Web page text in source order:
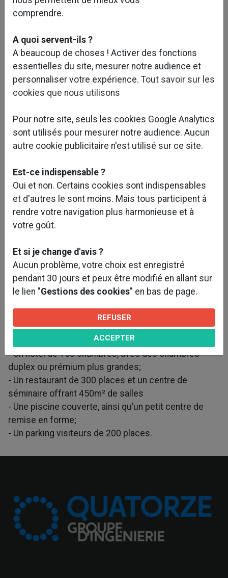
En 2020, un nouvel hôtel de 150 chambres viendra
compléter l’offre hôtelière du Parc Astérix au
coeur de la forêt : l’hôtel «Les Quais de Lutèce».
L’hôtel reprendra le concept et l’architecture des
quais de Lutèce et comptera :
- Un hôtel de 150 chambres, avec des chambres
duplex ou prémium plus grandes;
- Un restaurant de 300 places et un centre de
séminaire offrant 450m² de salles
- Une piscine couverte, ainsi qu’un petit centre de
remise en forme;
- Un parking visiteurs de 200 places.
comprendre.
A quoi servent-ils ?
A beaucoup de choses ! Activer des fonctions
essentielles du site, mesurer notre audience et
personnaliser votre expérience. Tout savoir sur les
cookies que nous utilisons
Pour notre site, seuls les cookies Google Analytics
sont utilisés pour mesurer notre audience. Aucun
autre cookie publicitaire n'est utilisé sur ce site.
Est-ce indispensable ?
Oui et non. Certains cookies sont indispensables
et d'autres le sont moins. Mais tous participent à
rendre votre navigation plus harmonieuse et à
votre goût.
Et si je change d'avis ?
Aucun problème, votre choix est enregistré
pendant 30 jours et peux être modifié en allant sur
le lien "Gestions des cookies" en bas de page.
REFUSER
ACCEPTER